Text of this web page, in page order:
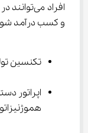
و کسب درآمد
تکنسین